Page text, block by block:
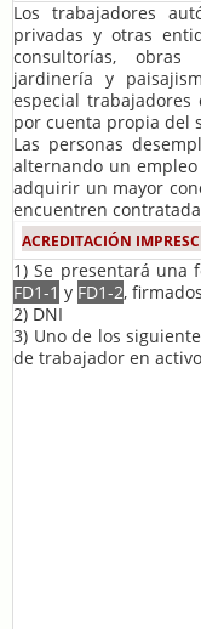
Los trabajadores
privadas y otras
consultorías, obras
jardinería y
especial
por cuenta propia del
Las personas
alternando un
adquirir un mayor
encuentren
ACREDITACIÓN
1) Se presentará una
FD1-1 y FD1-2,
2) DNI
3) Uno de los
de trabajador en